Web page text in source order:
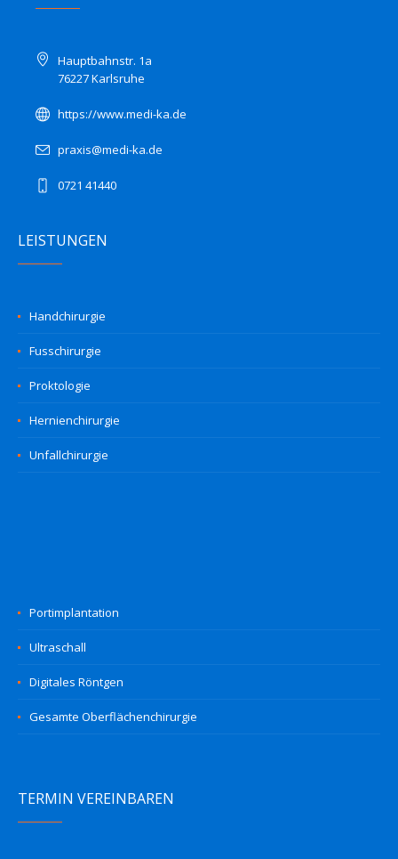
Hauptbahnstr. 1a
76227 Karlsruhe
https://www.medi-ka.de
praxis@medi-ka.de
0721 41440
LEISTUNGEN
Handchirurgie
Fusschirurgie
Proktologie
Hernienchirurgie
Unfallchirurgie
Portimplantation
Ultraschall
Digitales Röntgen
Gesamte Oberflächenchirurgie
TERMIN VEREINBAREN